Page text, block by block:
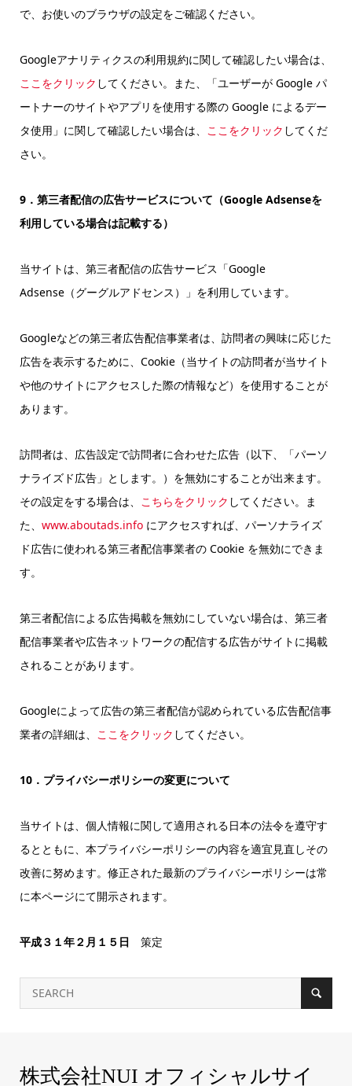
で、お使いのブラウザの設定をご確認ください。
Googleアナリティクスの利用規約に関して確認したい場合は、
ここをクリック してください。また、「ユーザーが Google パ
ートナーのサイトやアプリを使用する際の Google によるデー
タ使用」に関して確認したい場合は、 ここをクリック してくだ
さい。
9．第三者配信の広告サービスについて（Google Adsenseを
利用している場合は記載する）
当サイトは、第三者配信の広告サービス「Google
Adsense（グーグルアドセンス）」を利用しています。
Googleなどの第三者広告配信事業者は、訪問者の興味に応じた
広告を表示するために、Cookie（当サイトの訪問者が当サイト
や他のサイトにアクセスした際の情報など）を使用することが
あります。
訪問者は、広告設定で訪問者に合わせた広告（以下、「パーソ
ナライズド広告」とします。）を無効にすることが出来ます。
その設定をする場合は、 こちらをクリック してください。ま
た、 www.aboutads.infoにアクセスすれば、パーソナライズ
ド広告に使われる第三者配信事業者の Cookie を無効にできま
す。
第三者配信による広告掲載を無効にしていない場合は、第三者
配信事業者や広告ネットワークの配信する広告がサイトに掲載
されることがあります。
Googleによって広告の第三者配信が認められている広告配信事
業者の詳細は、 ここをクリック してください。
10．プライバシーポリシーの変更について
当サイトは、個人情報に関して適用される日本の法令を遵守す
るとともに、本プライバシーポリシーの内容を適宜見直しその
改善に努めます。修正された最新のプライバシーポリシーは常
に本ページにて開示されます。
平成３１年２月１５日 策定
株式会社NUI オフィシャルサイ